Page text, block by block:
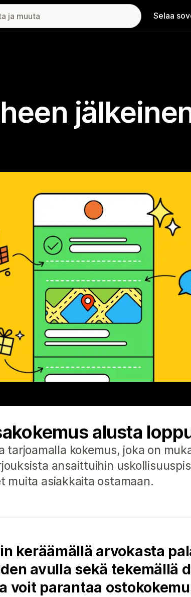
Selaa
alusta
tarjoamalla kokemus, joka on
ansaittuihin
muita asiakkaita ostamaan.
keräämällä arvokasta
avulla sekä tekemällä
voit parantaa